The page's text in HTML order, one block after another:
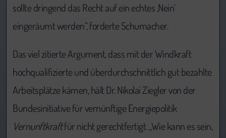
sollte dringend das Recht auf ein echtes ‚Nein‘
eingeräumt werden“, forderte Schumacher.
Das viel zitierte Argument, dass mit der Windkraft
hochqualifizierte und überdurchschnittlich gut bezahlte
Arbeitsplätze kämen, hält Dr. Nikolai Ziegler von der
Bundesinitiative für vernünftige Energiepolitik
Vernunftkraftfür nicht gerechtfertigt. „Wie kann es sein,